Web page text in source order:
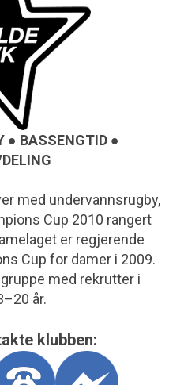
● BASSENGTID ●
med undervannsrugby,
Cup 2010 rangert
er regjerende
Cup for damer i 2009.
med rekrutter i
år.
klubben: